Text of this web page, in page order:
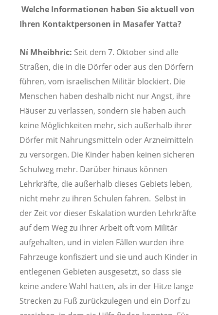
Welche Informationen haben Sie aktuell von
Ihren Kontaktpersonen in Masafer Yatta?
Ní Mheibhric: Seit dem 7. Oktober sind alle
Straßen, die in die Dörfer oder aus den Dörfern
führen, vom israelischen Militär blockiert. Die
Menschen haben deshalb nicht nur Angst, ihre
Häuser zu verlassen, sondern sie haben auch
keine Möglichkeiten mehr, sich außerhalb ihrer
Dörfer mit Nahrungsmitteln oder Arzneimitteln
zu versorgen. Die Kinder haben keinen sicheren
Schulweg mehr. Darüber hinaus können
Lehrkräfte, die außerhalb dieses Gebiets leben,
nicht mehr zu ihren Schulen fahren. Selbst in
der Zeit vor dieser Eskalation wurden Lehrkräfte
auf dem Weg zu ihrer Arbeit oft vom Militär
aufgehalten, und in vielen Fällen wurden ihre
Fahrzeuge konfisziert und sie und auch Kinder in
entlegenen Gebieten ausgesetzt, so dass sie
keine andere Wahl hatten, als in der Hitze lange
Strecken zu Fuß zurückzulegen und ein Dorf zu